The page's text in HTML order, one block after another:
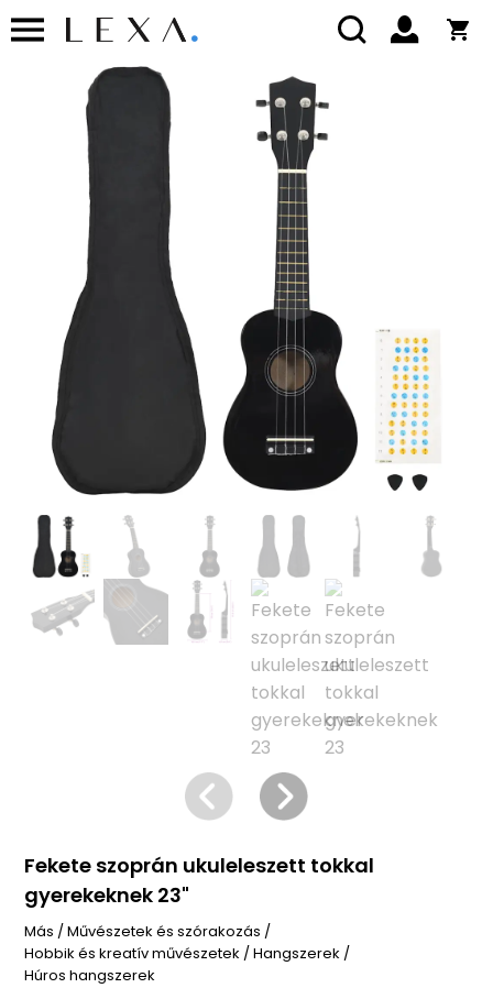
Fekete szoprán ukuleleszett tokkal
gyerekeknek 23"
Más /Művészetek és szórakozás /
Hobbik és kreatív művészetek /Hangszerek /
Húros hangszerek